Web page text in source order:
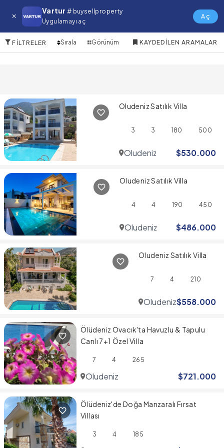
Vartur # buysellproperty
Uygulamayı aç
Aç
Oludeniz Satılık Villa
FILTRELER Sırala Görünüm KAYDEDILEN ARAMALAR
Oludeniz Satılık Villa
3 3 180 500
Oludeniz $530.000
Oludeniz Satılık Villa
4 4 190 450
Oludeniz $486.000
Oludeniz Satılık Villa
7 4 210
Oludeniz$558.000
Ölüdeniz Ovacık'ta Havuzlu & Tapulu
Canlı 7+1 Özel Villa
7 4 265
Oludeniz $721.000
Ölüdeniz'de Doğa Manzaralı Fırsat
Villası
3 4 185